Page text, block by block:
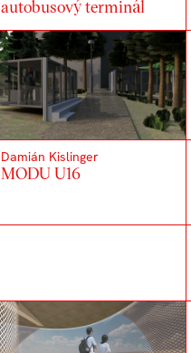
autobusový terminál
Damián Kislinger
MODU U16